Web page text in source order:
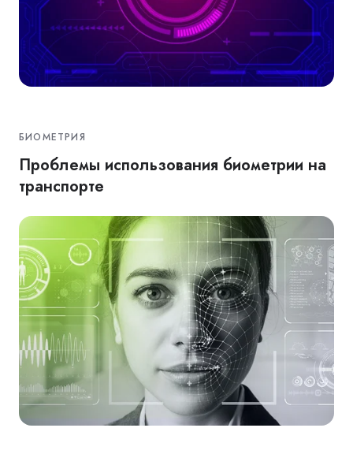
БИОМЕТРИЯ
Проблемы использования биометрии на
транспорте